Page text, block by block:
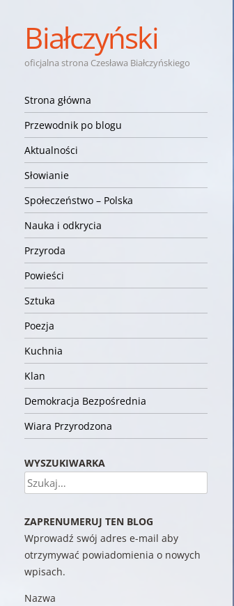
Białczyński
oficjalna strona Czesława Białczyńskiego
Nawigacja
Przejdź do treści
Strona główna
Przewodnik po blogu
Aktualności
Słowianie
Społeczeństwo – Polska
Nauka i odkrycia
Przyroda
Powieści
Sztuka
Poezja
Kuchnia
Klan
Demokracja Bezpośrednia
Wiara Przyrodzona
WYSZUKIWARKA
Szukaj
ZAPRENUMERUJ TEN BLOG
Wprowadź swój adres e-mail aby
otrzymywać powiadomienia o nowych
wpisach.
Nazwa